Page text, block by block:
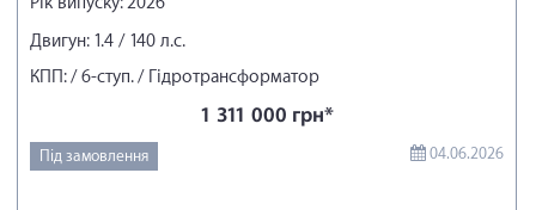
Двигун: 1.4 / 140 л.с.
КПП: / 6-ступ. / Гідротрансформатор
1 311 000 грн*
Під замовлення 04.06.2026